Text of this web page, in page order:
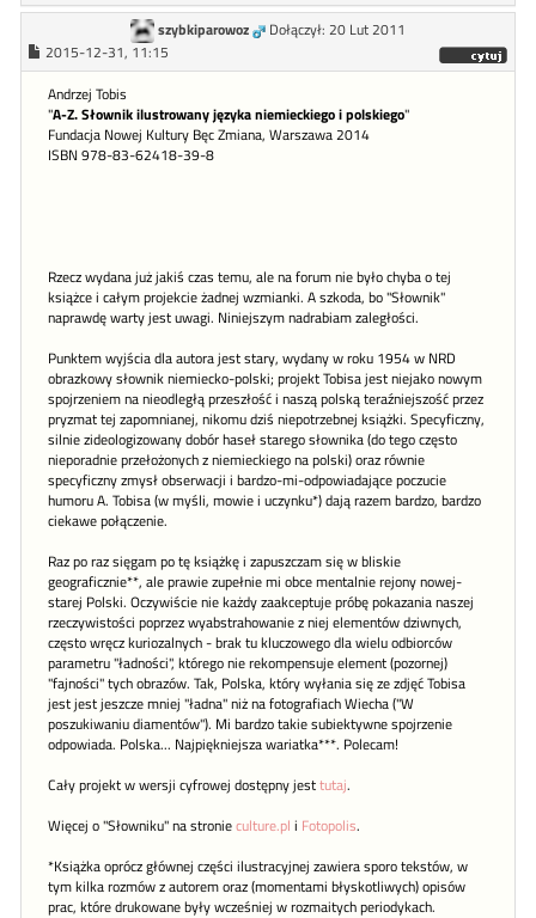
szybkiparowoz
Dołączył: 20 Lut 2011
2015-12-31, 11:15
Andrzej Tobis
"A-Z. Słownik ilustrowany języka niemieckiego i polskiego"
Fundacja Nowej Kultury Bęc Zmiana, Warszawa 2014
ISBN 978-83-62418-39-8
Rzecz wydana już jakiś czas temu, ale na forum nie było chyba o tej
książce i całym projekcie żadnej wzmianki. A szkoda, bo "Słownik"
naprawdę warty jest uwagi. Niniejszym nadrabiam zaległości.
Punktem wyjścia dla autora jest stary, wydany w roku 1954 w NRD
obrazkowy słownik niemiecko-polski; projekt Tobisa jest niejako nowym
spojrzeniem na nieodległą przeszłość i naszą polską teraźniejszość przez
pryzmat tej zapomnianej, nikomu dziś niepotrzebnej książki. Specyficzny,
silnie zideologizowany dobór haseł starego słownika (do tego często
nieporadnie przełożonych z niemieckiego na polski) oraz równie
specyficzny zmysł obserwacji i bardzo-mi-odpowiadające poczucie
humoru A. Tobisa (w myśli, mowie i uczynku*) dają razem bardzo, bardzo
ciekawe połączenie.
Raz po raz sięgam po tę książkę i zapuszczam się w bliskie
geograficznie**, ale prawie zupełnie mi obce mentalnie rejony nowej-
starej Polski. Oczywiście nie każdy zaakceptuje próbę pokazania naszej
rzeczywistości poprzez wyabstrahowanie z niej elementów dziwnych,
często wręcz kuriozalnych - brak tu kluczowego dla wielu odbiorców
parametru "ładności", którego nie rekompensuje element (pozornej)
"fajności" tych obrazów. Tak, Polska, który wyłania się ze zdjęć Tobisa
jest jest jeszcze mniej "ładna" niż na fotografiach Wiecha ("W
poszukiwaniu diamentów"). Mi bardzo takie subiektywne spojrzenie
odpowiada. Polska... Najpiękniejsza wariatka***. Polecam!
Cały projekt w wersji cyfrowej dostępny jesttutaj.
Więcej o "Słowniku" na stronieculture.pl i Fotopolis.
*Książka oprócz głównej części ilustracyjnej zawiera sporo tekstów, w
tym kilka rozmów z autorem oraz (momentami błyskotliwych) opisów
prac, które drukowane były wcześniej w rozmaitych periodykach.